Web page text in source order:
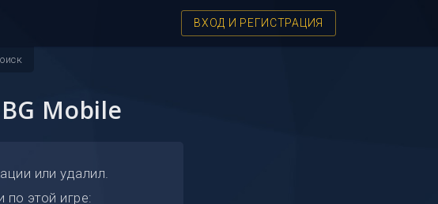
ВХОД И РЕГИСТРАЦИЯ
Mobile
или удалил.
по этой игре: